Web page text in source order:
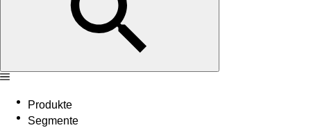
Produkte
Segmente